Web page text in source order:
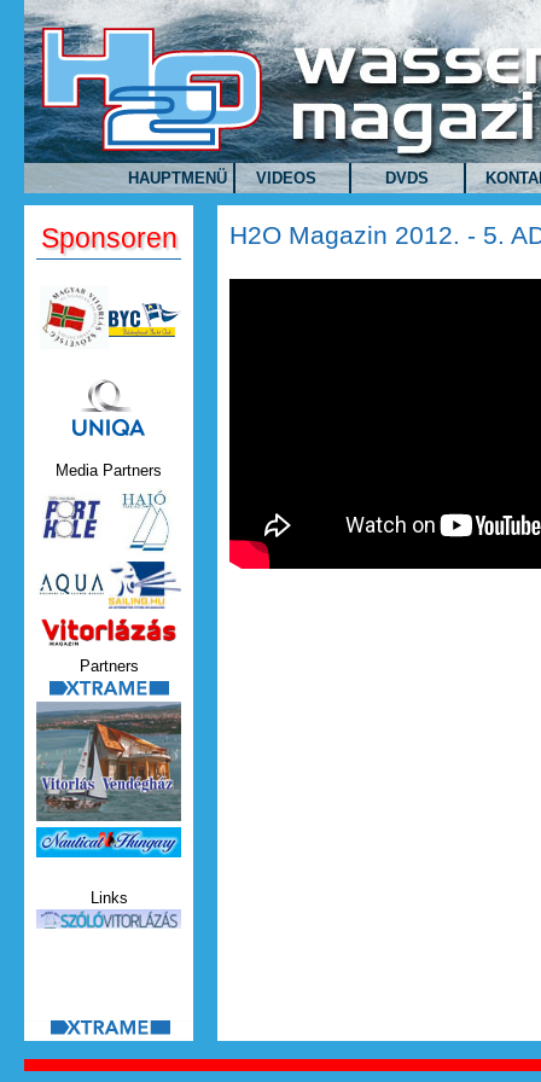
Direkt zum Inhalt
HAUPTMENÜ VIDEOS DVDS
H2O Magazin 2012. - 5.
Sponsoren
Uniqa.png
Media Partners
Vitorlazas_magazin.jpg
Partners
xtrame.png
Nauticat.jpg
Links
szolo_vitorlazas.jpg